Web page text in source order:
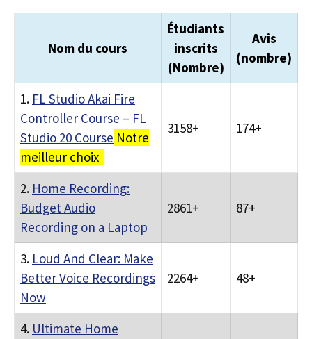
Nom du cours
Étudiants
inscrits
(Nombre)
Avis
(nombre)
1. FL Studio Akai Fire
Controller Course – FL
Studio 20 Course Notre
meilleur choix
3158+ 174+
2. Home Recording:
Budget Audio
Recording on a Laptop
2861+ 87+
3. Loud And Clear: Make
Better Voice Recordings
Now
2264+ 48+
4. Ultimate Home